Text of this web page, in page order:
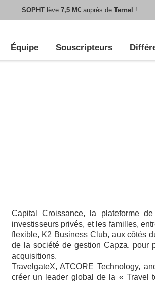
SOPHT lève 7,5 M€ auprès de Ternel !
Équipe Souscripteurs
Capital Croissance, la plateforme
investisseurs privés, et les familles,
flexible, K2 Business Club, aux côtés
de la société de gestion Capza, pour
acquisitions.
TravelgateX, ATCORE Technology,
créer un leader global de la « Travel